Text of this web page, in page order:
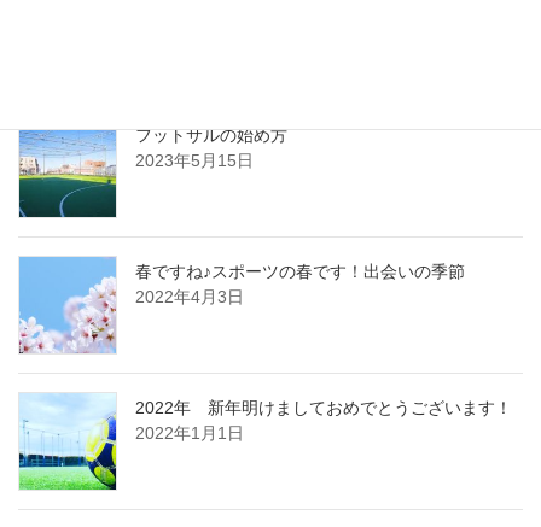
フットサルの始め方
2023年5月15日
春ですね♪スポーツの春です！出会いの季節
2022年4月3日
2022年 新年明けましておめでとうございます！
2022年1月1日